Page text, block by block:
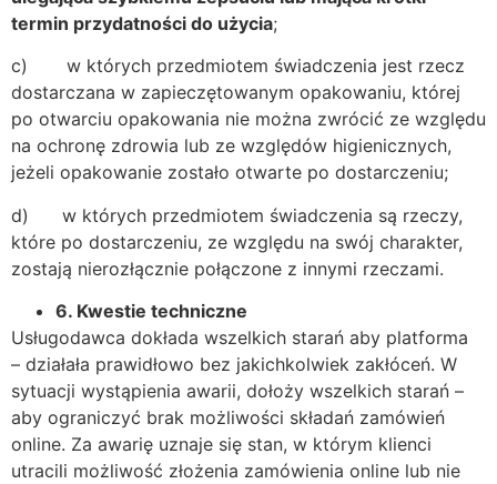
termin przydatności do użycia;
c) w których przedmiotem świadczenia jest rzecz
dostarczana w zapieczętowanym opakowaniu, której
po otwarciu opakowania nie można zwrócić ze względu
na ochronę zdrowia lub ze względów higienicznych,
jeżeli opakowanie zostało otwarte po dostarczeniu;
d) w których przedmiotem świadczenia są rzeczy,
które po dostarczeniu, ze względu na swój charakter,
zostają nierozłącznie połączone z innymi rzeczami.
6. Kwestie techniczne
Usługodawca dokłada wszelkich starań aby platforma
– działała prawidłowo bez jakichkolwiek zakłóceń. W
sytuacji wystąpienia awarii, dołoży wszelkich starań –
aby ograniczyć brak możliwości składań zamówień
online. Za awarię uznaje się stan, w którym klienci
utracili możliwość złożenia zamówienia online lub nie